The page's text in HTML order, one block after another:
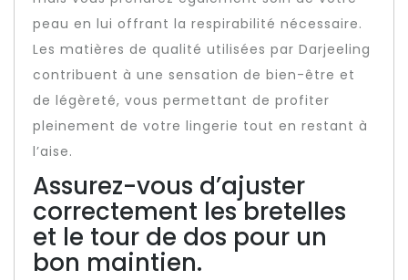
peau en lui offrant la respirabilité nécessaire.
Les matières de qualité utilisées par Darjeeling
contribuent à une sensation de bien-être et
de légèreté, vous permettant de profiter
pleinement de votre lingerie tout en restant à
l’aise.
Assurez-vous d’ajuster
correctement les bretelles
et le tour de dos pour un
bon maintien.